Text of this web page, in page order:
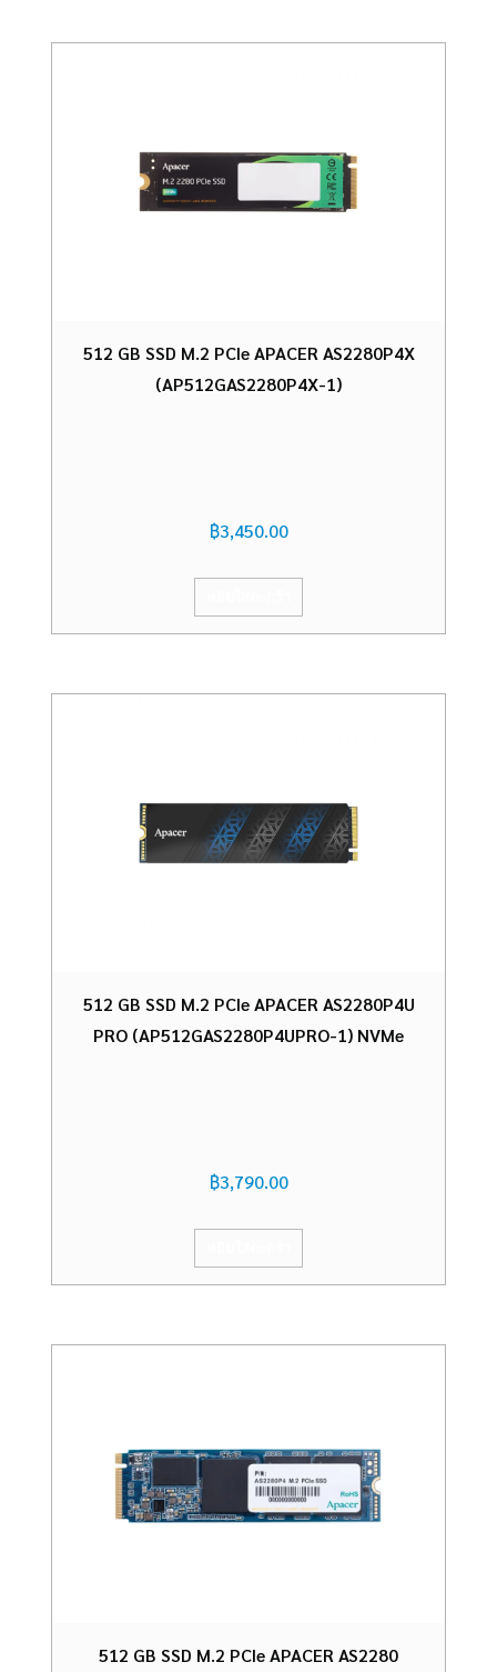
512 GB SSD M.2 PCIe APACER AS2280P4X
(AP512GAS2280P4X-1)
฿3,450.00
512 GB SSD M.2 PCIe APACER AS2280P4U
PRO (AP512GAS2280P4UPRO-1) NVMe
฿3,790.00
512 GB SSD M.2 PCIe APACER AS2280